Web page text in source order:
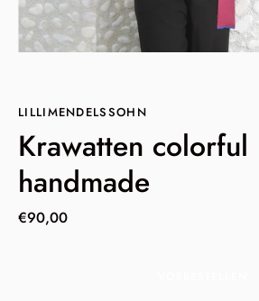
LILLIMENDELSSOHN
Krawatten
handmade
€90,00